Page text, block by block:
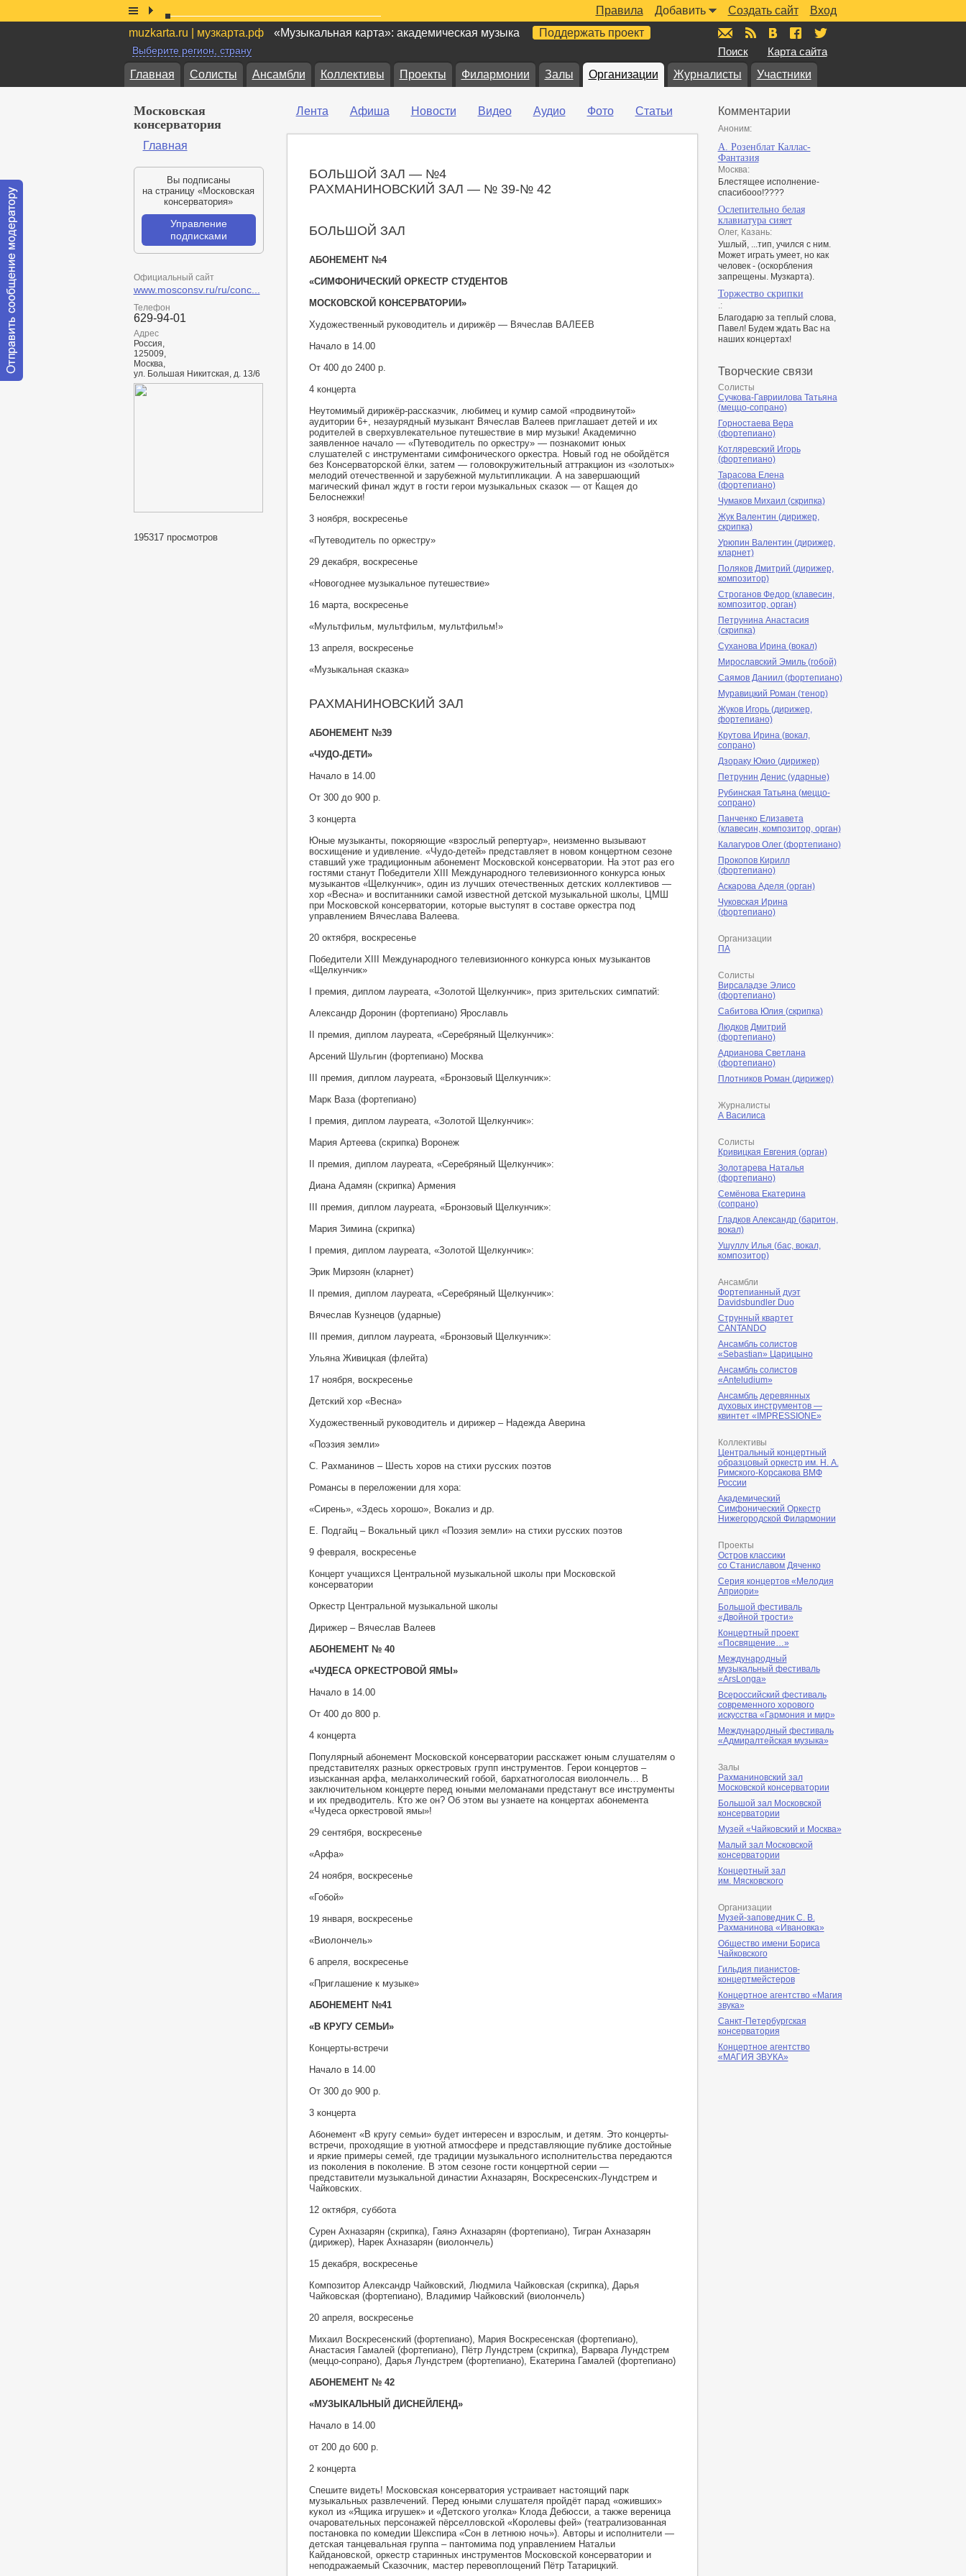
Вход
Создать сайт
Добавить
Правила
muzkarta.ru | музкарта.рф
«Музыкальная карта»: академическая музыка Поддержать проект
Выберите регион, страну Поиск Карта сайта
Главная Солисты Ансамбли Коллективы Проекты Филармонии Залы Организации Журналисты Участники
Московская
консерватория
Главная
Вы подписаны
на страницу «Московская
консерватория»
Управление
подписками
Официальный сайт
www.mosconsv.ru/ru/conc...
Телефон
629-94-01
Адрес
Россия,
125009,
Москва,
ул. Большая Никитская, д. 13/6
195317 просмотров
Лента Афиша Новости Видео Аудио Фото Статьи
БОЛЬШОЙ ЗАЛ — №4
РАХМАНИНОВСКИЙ ЗАЛ — № 39-№ 42
БОЛЬШОЙ ЗАЛ
АБОНЕМЕНТ №4
«СИМФОНИЧЕСКИЙ ОРКЕСТР СТУДЕНТОВ
МОСКОВСКОЙ КОНСЕРВАТОРИИ»
Художественный руководитель и дирижёр — Вячеслав ВАЛЕЕВ
Начало в 14.00
От 400 до 2400 р.
4 концерта
Неутомимый дирижёр-рассказчик, любимец и кумир самой «продвинутой»
аудитории 6+, незаурядный музыкант Вячеслав Валеев приглашает детей и их
родителей в сверхувлекательное путешествие в мир музыки! Академично
заявленное начало — «Путеводитель по оркестру» — познакомит юных
слушателей с инструментами симфонического оркестра. Новый год не обойдётся
без Консерваторской ёлки, затем — головокружительный аттракцион из «золотых»
мелодий отечественной и зарубежной мультипликации. А на завершающий
магический финал ждут в гости герои музыкальных сказок — от Кащея до
Белоснежки!
3 ноября, воскресенье
«Путеводитель по оркестру»
29 декабря, воскресенье
«Новогоднее музыкальное путешествие»
16 марта, воскресенье
«Мультфильм, мультфильм, мультфильм!»
13 апреля, воскресенье
«Музыкальная сказка»
РАХМАНИНОВСКИЙ ЗАЛ
АБОНЕМЕНТ №39
«ЧУДО-ДЕТИ»
Начало в 14.00
От 300 до 900 р.
3 концерта
Юные музыканты, покоряющие «взрослый репертуар», неизменно вызывают
восхищение и удивление. «Чудо-детей» представляет в новом концертном сезоне
ставший уже традиционным абонемент Московской консерватории. На этот раз его
гостями станут Победители XIII Международного телевизионного конкурса юных
музыкантов «Щелкунчик», один из лучших отечественных детских коллективов —
хор «Весна» и воспитанники самой известной детской музыкальной школы, ЦМШ
при Московской консерватории, которые выступят в составе оркестра под
управлением Вячеслава Валеева.
20 октября, воскресенье
Победители XIII Международного телевизионного конкурса юных музыкантов
«Щелкунчик»
I премия, диплом лауреата, «Золотой Щелкунчик», приз зрительских симпатий:
Александр Доронин (фортепиано) Ярославль
II премия, диплом лауреата, «Серебряный Щелкунчик»:
Арсений Шульгин (фортепиано) Москва
III премия, диплом лауреата, «Бронзовый Щелкунчик»:
Марк Ваза (фортепиано)
I премия, диплом лауреата, «Золотой Щелкунчик»:
Мария Артеева (скрипка) Воронеж
II премия, диплом лауреата, «Серебряный Щелкунчик»:
Диана Адамян (скрипка) Армения
III премия, диплом лауреата, «Бронзовый Щелкунчик»:
Мария Зимина (скрипка)
I премия, диплом лауреата, «Золотой Щелкунчик»:
Эрик Мирзоян (кларнет)
II премия, диплом лауреата, «Серебряный Щелкунчик»:
Вячеслав Кузнецов (ударные)
III премия, диплом лауреата, «Бронзовый Щелкунчик»:
Ульяна Живицкая (флейта)
17 ноября, воскресенье
Детский хор «Весна»
Художественный руководитель и дирижер – Надежда Аверина
«Поэзия земли»
С. Рахманинов – Шесть хоров на стихи русских поэтов
Романсы в переложении для хора:
«Сирень», «Здесь хорошо», Вокализ и др.
Е. Подгайц – Вокальный цикл «Поэзия земли» на стихи русских поэтов
9 февраля, воскресенье
Концерт учащихся Центральной музыкальной школы при Московской
консерватории
Оркестр Центральной музыкальной школы
Дирижер – Вячеслав Валеев
АБОНЕМЕНТ № 40
«ЧУДЕСА ОРКЕСТРОВОЙ ЯМЫ»
Начало в 14.00
От 400 до 800 р.
4 концерта
Популярный абонемент Московской консерватории расскажет юным слушателям о
представителях разных оркестровых групп инструментов. Герои концертов –
изысканная арфа, меланхолический гобой, бархатноголосая виолончель… В
заключительном концерте перед юными меломанами предстанут все инструменты
и их предводитель. Кто же он? Об этом вы узнаете на концертах абонемента
«Чудеса оркестровой ямы»!
29 сентября, воскресенье
«Арфа»
24 ноября, воскресенье
«Гобой»
19 января, воскресенье
«Виолончель»
6 апреля, воскресенье
«Приглашение к музыке»
АБОНЕМЕНТ №41
«В КРУГУ СЕМЬИ»
Концерты-встречи
Начало в 14.00
От 300 до 900 р.
3 концерта
Абонемент «В кругу семьи» будет интересен и взрослым, и детям. Это концерты-
встречи, проходящие в уютной атмосфере и представляющие публике достойные
и яркие примеры семей, где традиции музыкального исполнительства передаются
из поколения в поколение. В этом сезоне гости концертной серии —
представители музыкальной династии Ахназарян, Воскресенских-Лундстрем и
Чайковских.
12 октября, суббота
Сурен Ахназарян (скрипка), Гаянэ Ахназарян (фортепиано), Тигран Ахназарян
(дирижер), Нарек Ахназарян (виолончель)
15 декабря, воскресенье
Композитор Александр Чайковский, Людмила Чайковская (скрипка), Дарья
Чайковская (фортепиано), Владимир Чайковский (виолончель)
20 апреля, воскресенье
Михаил Воскресенский (фортепиано), Мария Воскресенская (фортепиано),
Анастасия Гамалей (фортепиано), Пётр Лундстрем (скрипка), Варвара Лундстрем
(меццо-сопрано), Дарья Лундстрем (фортепиано), Екатерина Гамалей (фортепиано)
АБОНЕМЕНТ № 42
«МУЗЫКАЛЬНЫЙ ДИСНЕЙЛЕНД»
Начало в 14.00
от 200 до 600 р.
2 концерта
Спешите видеть! Московская консерватория устраивает настоящий парк
музыкальных развлечений. Перед юными слушателя пройдёт парад «оживших»
кукол из «Ящика игрушек» и «Детского уголка» Клода Дебюсси, а также вереница
очаровательных персонажей пёрселловской «Королевы фей» (театрализованная
постановка по комедии Шекспира «Сон в летнюю ночь»). Авторы и исполнители —
детская танцевальная группа – пантомима под управлением Натальи
Кайдановской, оркестр старинных инструментов Московской консерватории и
неподражаемый Сказочник, мастер перевоплощений Пётр Татарицкий.
Комментарии
Аноним:
А. Розенблат Каллас-
Фантазия
Москва:
Блестящее исполнение-
спасибооо!????
Ослепительно белая
клавиатура сияет
Олег, Казань:
Ушлый, ...тип, учился с ним.
Может играть умеет, но как
человек - (оскорбления
запрещены. Музкарта).
Торжество скрипки
.:
Благодарю за теплый слова,
Павел! Будем ждать Вас на
наших концертах!
Творческие связи
Солисты
Сучкова-Гавриилова Татьяна
(меццо-сопрано)
Горностаева Вера
(фортепиано)
Котляревский Игорь
(фортепиано)
Тарасова Елена
(фортепиано)
Чумаков Михаил (скрипка)
Жук Валентин (дирижер,
скрипка)
Урюпин Валентин (дирижер,
кларнет)
Поляков Дмитрий (дирижер,
композитор)
Строганов Федор (клавесин,
композитор, орган)
Петрунина Анастасия
(скрипка)
Суханова Ирина (вокал)
Мирославский Эмиль (гобой)
Саямов Даниил (фортепиано)
Муравицкий Роман (тенор)
Жуков Игорь (дирижер,
фортепиано)
Крутова Ирина (вокал,
сопрано)
Дзораку Юкио (дирижер)
Петрунин Денис (ударные)
Рубинская Татьяна (меццо-
сопрано)
Панченко Елизавета
(клавесин, композитор, орган)
Калагуров Олег (фортепиано)
Прокопов Кирилл
(фортепиано)
Аскарова Аделя (орган)
Чуковская Ирина
(фортепиано)
Организации
ПА
Солисты
Вирсаладзе Элисо
(фортепиано)
Сабитова Юлия (скрипка)
Людков Дмитрий
(фортепиано)
Адрианова Светлана
(фортепиано)
Плотников Роман (дирижер)
Журналисты
А Василиса
Солисты
Кривицкая Евгения (орган)
Золотарева Наталья
(фортепиано)
Семёнова Екатерина
(сопрано)
Гладков Александр (баритон,
вокал)
Ушуллу Илья (бас, вокал,
композитор)
Ансамбли
Фортепианный дуэт
Davidsbundler Duo
Струнный квартет
CANTANDO
Ансамбль солистов
«Sebastian» Царицыно
Ансамбль солистов
«Anteludium»
Ансамбль деревянных
духовых инструментов —
квинтет «IMPRESSIONE»
Коллективы
Центральный концертный
образцовый оркестр им. Н. А.
Римского-Корсакова ВМФ
России
Академический
Симфонический Оркестр
Нижегородской Филармонии
Проекты
Остров классики
со Станиславом Дяченко
Серия концертов «Мелодия
Априори»
Большой фестиваль
«Двойной трости»
Концертный проект
«Посвящение…»
Международный
музыкальный фестиваль
«ArsLonga»
Всероссийский фестиваль
современного хорового
искусства «Гармония и мир»
Международный фестиваль
«Адмиралтейская музыка»
Залы
Рахманиновский зал
Московской консерватории
Большой зал Московской
консерватории
Музей «Чайковский и Москва»
Малый зал Московской
консерватории
Концертный зал
им. Мясковского
Организации
Музей-заповедник С. В.
Рахманинова «Ивановка»
Общество имени Бориса
Чайковского
Гильдия пианистов-
концертмейстеров
Концертное агентство «Магия
звука»
Санкт-Петербургская
консерватория
Концертное агентство
«МАГИЯ ЗВУКА»